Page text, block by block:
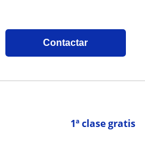
Contactar
1ª clase gratis